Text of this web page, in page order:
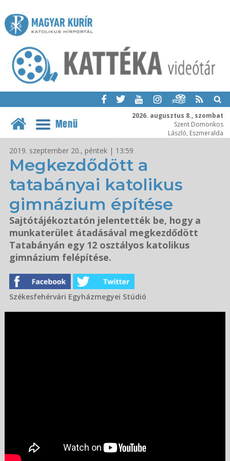
2026. augusztus 8., szombat
Szent Domonkos
László, Eszmeralda
Menü
2019. szeptember 20., péntek | 13:59
Megkezdődött a
tatabányai katolikus
gimnázium építése
Sajtótájékoztatón jelentették be, hogy a
munkaterület átadásával megkezdődött
Tatabányán egy 12 osztályos katolikus
gimnázium felépítése.
Székesfehérvári Egyházmegyei Stúdió